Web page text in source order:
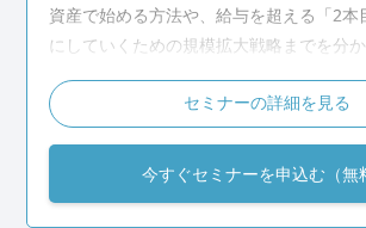
資産で始める方法や、給与を超える「2本
にしていくための規模拡大戦略までを分
こんな人におすすめ
不動産投資に興味があるけれど一歩踏み
セミナーの詳細を見る
今すぐセミナーを申込む（無